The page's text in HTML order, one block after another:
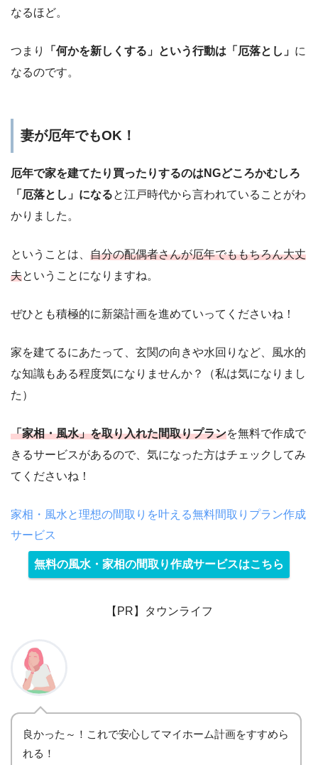
なるほど。
つまり 「何かを新しくする」という行動は「厄落とし」 に
なるのです。
妻が厄年でもOK！
厄年で家を建てたり買ったりするのはNGどころかむしろ
「厄落とし」になると江戸時代から言われていることがわ
かりました。
ということは、 自分の配偶者さんが厄年でももちろん大丈
夫ということになりますね。
ぜひとも積極的に新築計画を進めていってくださいね！
家を建てるにあたって、玄関の向きや水回りなど、風水的
な知識もある程度気になりませんか？（私は気になりまし
た）
「家相・風水」を取り入れた間取りプランを無料で作成で
きるサービスがあるので、気になった方はチェックしてみ
てくださいね！
家相・風水と理想の間取りを叶える無料間取りプラン作成
サービス
無料の風水・家相の間取り作成サービスはこちら
【PR】タウンライフ
良かった～！これで安心してマイホーム計画をすすめら
れる！